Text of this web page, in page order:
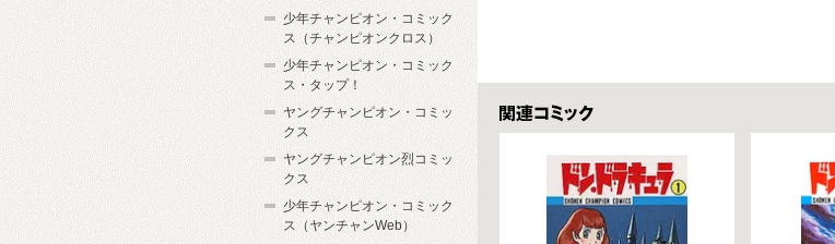
関連コミックス
少年チャンピオン・コミック
ス（チャンピオンクロス）
少年チャンピオン・コミック
ス・タップ！
ヤングチャンピオン・コミッ
クス
ヤングチャンピオン烈コミッ
クス
少年チャンピオン・コミック
ス（ヤンチャンWeb）